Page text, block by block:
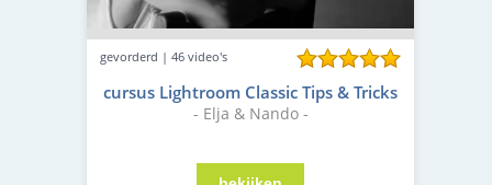
gevorderd | 46 video's
cursus Lightroom Classic Tips & Tricks
- Elja & Nando -